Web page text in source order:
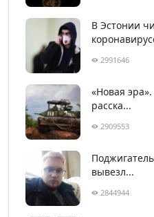
В Эстонии
2991646
«Новая
расска...
2909553
вывезл...
2844944